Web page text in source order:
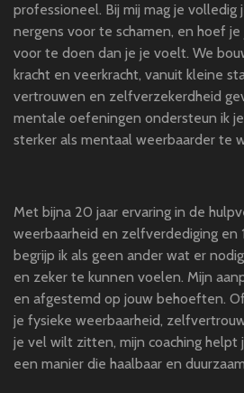
professioneel. Bij mij mag je volledig
nergens voor te schamen, en hoef
voor te doen dan je je voelt. We
kracht en veerkracht, vanuit kleine
vertrouwen en zelfverzekerdheid
mentale oefeningen ondersteun ik
sterker als mentaal weerbaarder te
Met bijna 20 jaar ervaring in de
weerbaarheid en zelfverdediging en
begrijp ik als geen ander wat er
en zeker te kunnen voelen. Mijn
en afgestemd op jouw behoeften.
je fysieke weerbaarheid,
je vel wilt zitten, mijn coaching helpt
een manier die haalbaar en